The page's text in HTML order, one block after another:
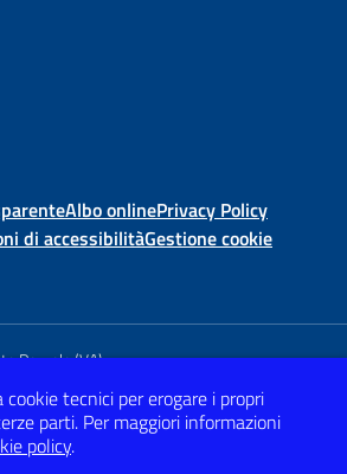
Albo onlinePrivacy Policy
di accessibilitàGestione cookie
Pozzolo (VA)
- C.F. 82009120120
tecnici per erogare i propri
parti. Per maggiori informazioni
policy.